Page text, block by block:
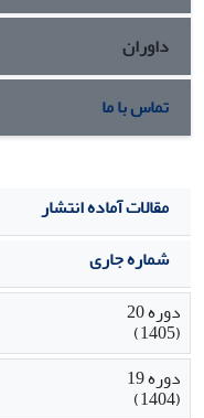
داوران
تماس با ما
مقالات آماده انتشار
شماره جاری
دوره 20
(1405)
دوره 19
(1404)